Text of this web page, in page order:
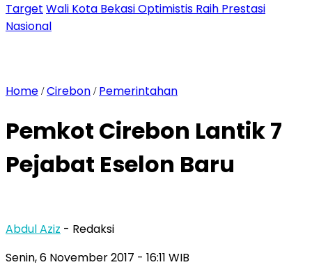
Target Wali Kota Bekasi Optimistis Raih Prestasi
Nasional
Home /Cirebon / Pemerintahan
Pemkot Cirebon Lantik 7
Pejabat Eselon Baru
Abdul Aziz - Redaksi
Senin, 6 November 2017 - 16:11 WIB